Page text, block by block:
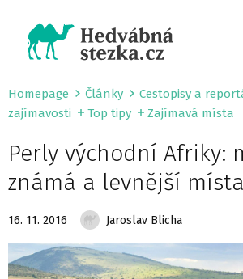
Homepage Články Cestopisy a
zajímavosti
Top tipy Zajímavá místa
Perly východní Afriky:
známá a levnější místa
16. 11. 2016 Jaroslav Blicha